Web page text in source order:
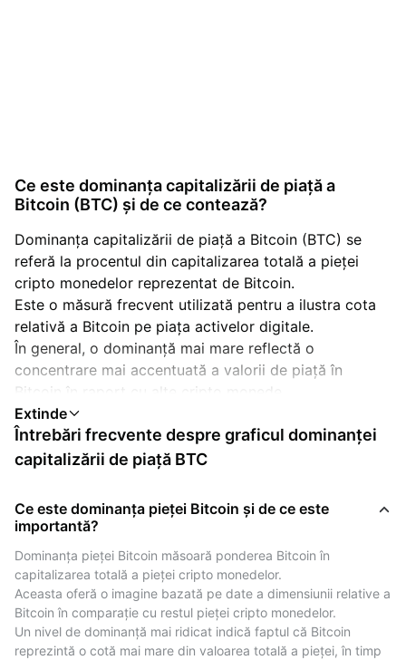
Ce este dominanța capitalizării de piață a
Bitcoin (BTC) și de ce contează?
Dominanța capitalizării de piață a Bitcoin (BTC) se
referă la procentul din capitalizarea totală a pieței
cripto monedelor reprezentat de Bitcoin.
Este o măsură frecvent utilizată pentru a ilustra cota
relativă a Bitcoin pe piața activelor digitale.
În general, o dominanță mai mare reflectă o
concentrare mai accentuată a valorii de piață în
Bitcoin în raport cu alte cripto monede.
O scădere a dominanței pieței BTC poate corespunde
perioadelor în care alte cripto monede, denumite
uneori „altcoins”, înregistrează performanțe relative
Acest fenomen este denumit în mod obișnuit în
industrie „sezonul altcoin”, deși nu este predictiv
Dominanța Bitcoin (BTC) ca referință de piață
istorică
Dominanța Bitcoin (BTC) poate fi văzută ca o referință
Întrebări frecvente despre graficul dominanței
capitalizării de piață BTC
Ce este dominanța pieței Bitcoin și de ce este
importantă?
Dominanța pieței Bitcoin măsoară ponderea Bitcoin în
capitalizarea totală a pieței cripto monedelor.
Aceasta oferă o imagine bazată pe date a dimensiunii relative a
Bitcoin în comparație cu restul pieței cripto monedelor.
Un nivel de dominanță mai ridicat indică faptul că Bitcoin
reprezintă o cotă mai mare din valoarea totală a pieței, în timp